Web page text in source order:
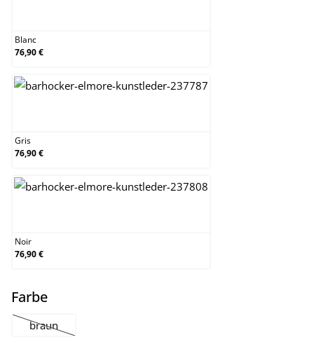
Blanc
76,90 €
Gris
76,90 €
Noir
76,90 €
Farbeselect
braun
(Cette option n'est pas disponible pour le moment.)